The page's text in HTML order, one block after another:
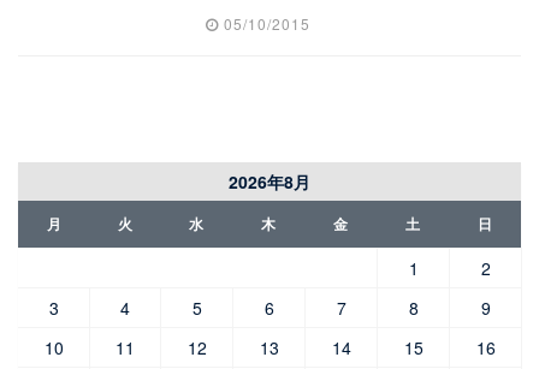
05/10/2015
2026年8月
月 火 水 木 金 土 日
1
2
3
4 5 6 7 8
9
10
11 12 13 14 15
16